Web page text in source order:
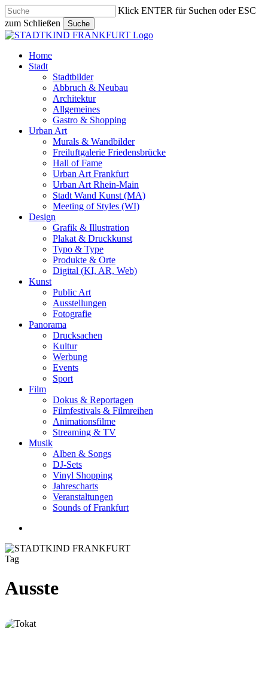
Skip
to
main
content
Klick ENTER für Suchen oder ESC
zum Schließen
Suche
Close
search
Menu
Home
Stadt
Stadtbilder
Abbruch & Neubau
Architektur
Allgemeines
Gastro & Shopping
Urban Art
Murals & Wandbilder
Freiluftgalerie Friedensbrücke
Hall of Fame
Urban Art Frankfurt
Urban Art Rhein-Main
Stadt Wand Kunst (MA)
Meeting of Styles (WI)
Design
Grafik & Illustration
Plakat & Druckkunst
Typo & Type
Produkte & Orte
Digital (KI, AR, Web)
Kunst
Public Art
Ausstellungen
Fotografie
Panorama
Drucksachen
Kultur
Werbung
Events
Sport
Film
Dokus & Reportagen
Filmfestivals & Filmreihen
Animationsfilme
Streaming & TV
Musik
Alben & Songs
DJ-Sets
Vinyl Shopping
Jahrescharts
Veranstaltungen
Sounds of Frankfurt
Tag
Ausste